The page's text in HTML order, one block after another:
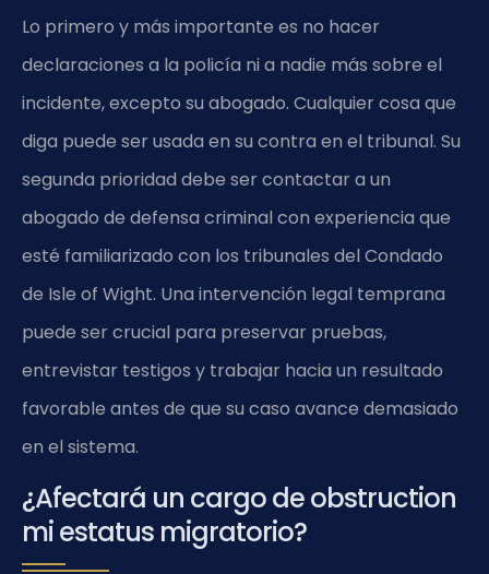
Lo primero y más importante es no hacer
declaraciones a la policía ni a nadie más sobre el
incidente, excepto su abogado. Cualquier cosa que
diga puede ser usada en su contra en el tribunal. Su
segunda prioridad debe ser contactar a un
abogado de defensa criminal con experiencia que
esté familiarizado con los tribunales del Condado
de Isle of Wight. Una intervención legal temprana
puede ser crucial para preservar pruebas,
entrevistar testigos y trabajar hacia un resultado
favorable antes de que su caso avance demasiado
en el sistema.
¿Afectará un cargo de obstruction
mi estatus migratorio?